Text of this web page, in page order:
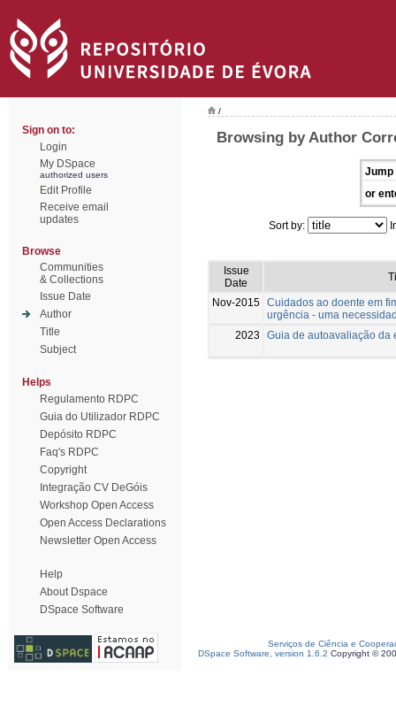
Sign on to:
Login
My DSpace
authorized users
Edit Profile
Receive email
updates
Browse
Communities
& Collections
Issue Date
Author
Title
Subject
Helps
Regulamento RDPC
Guia do Utilizador RDPC
Depósito RDPC
Faq's RDPC
Copyright
Integração CV DeGóis
Workshop Open Access
Open Access Declarations
Newsletter Open Access
Help
About Dspace
DSpace Software
/
Browsing by Author
Jump
or
Sort by:
Issue
Date
Nov-2015 Cuidados ao doente em
urgência - uma
2023
Guia de autoavaliação da
Serviços de Ciência e
DSpace Software, version 1.6.2 Copyright ©